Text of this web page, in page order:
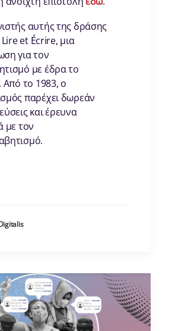
αυτής της δράσης
Lire et Écrire, μια
για τον
με έδρα το
Από το 1983, ο
παρέχει δωρεάν
και έρευνα
με τον